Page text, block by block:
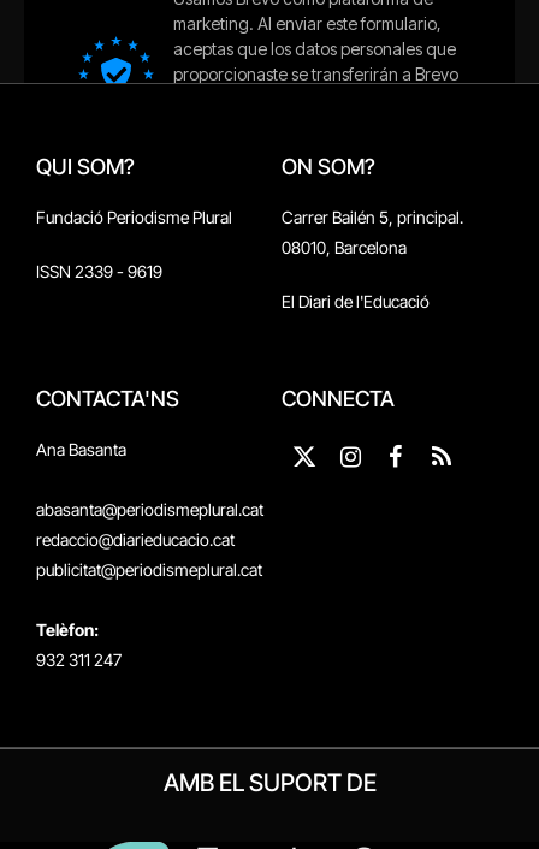
QUI SOM?
Fundació Periodisme Plural
ISSN 2339 - 9619
ON SOM?
Carrer Bailén 5, principal.
08010, Barcelona
El Diari de l'Educació
CONTACTA'NS
Ana Basanta
abasanta@periodismeplural.cat
redaccio@diarieducacio.cat
publicitat@periodismeplural.cat
Telèfon:
932 311 247
CONNECTA
X
Instagram
Facebook
RSS
AMB EL SUPORT DE